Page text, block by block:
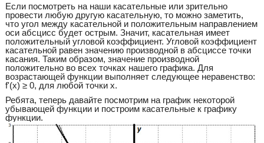
Если посмотреть на наши касательные или зрительно
провести любую другую касательную, то можно заметить,
что угол между касательной и положительным направлением
оси абсцисс будет острым. Значит, касательная имеет
положительный угловой коэффициент. Угловой коэффициент
касательной равен значению производной в абсциссе точки
касания. Таким образом, значение производной
положительно во всех точках нашего графика. Для
возрастающей функции выполняет следующее неравенство:
f'(x) ≥ 0, для любой точки x.
Ребята, теперь давайте посмотрим на график некоторой
убывающей функции и построим касательные к графику
функции.